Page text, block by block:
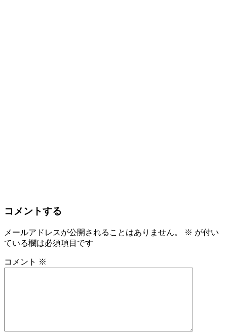
コメントする
メールアドレスが公開されることはありません。 ※ が付い
ている欄は必須項目です
コメント ※